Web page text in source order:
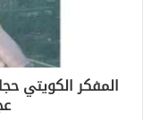
المفكر الكويتي